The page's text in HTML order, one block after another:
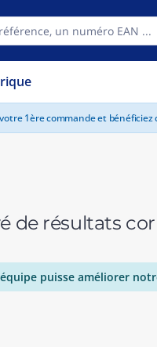
1ère commande et
de résultats
puisse améliorer